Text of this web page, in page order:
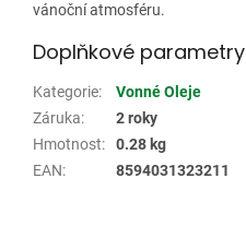
vánoční atmosféru.
Doplňkové parametry
Kategorie:
Vonné Oleje
Záruka:
2 roky
Hmotnost:
0.28 kg
EAN: 8594031323211